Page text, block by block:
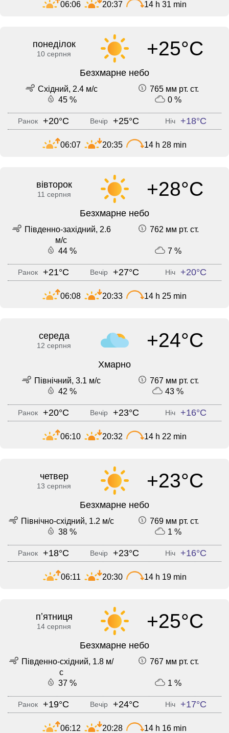
06:06 20:37 14 h 31 min
понеділок
10 серпня +25°C
Безхмарне небо
Східний, 2.4 м/с
765 мм рт. ст.
45 %
0 %
Ранок +20°C Вечір +25°C Ніч +18°C
06:07 20:35 14 h 28 min
вівторок
11 серпня +28°C
Безхмарне небо
Південно-західний, 2.6
м/с
762 мм рт. ст.
44 % 7 %
Ранок +21°C Вечір +27°C Ніч +20°C
06:08 20:33 14 h 25 min
середа
12 серпня +24°C
Хмарно
Північний, 3.1 м/с
767 мм рт. ст.
42 %
43 %
Ранок +20°C Вечір +23°C Ніч +16°C
06:10 20:32 14 h 22 min
четвер
13 серпня +23°C
Безхмарне небо
Північно-східний, 1.2 м/с
769 мм рт. ст.
38 %
1 %
Ранок +18°C Вечір +23°C Ніч +16°C
06:11 20:30 14 h 19 min
пʼятниця
14 серпня +25°C
Безхмарне небо
Південно-східний, 1.8 м/
с
767 мм рт. ст.
37 % 1 %
Ранок +19°C Вечір +24°C Ніч +17°C
06:12 20:28 14 h 16 min